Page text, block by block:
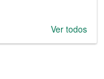
Ver todos